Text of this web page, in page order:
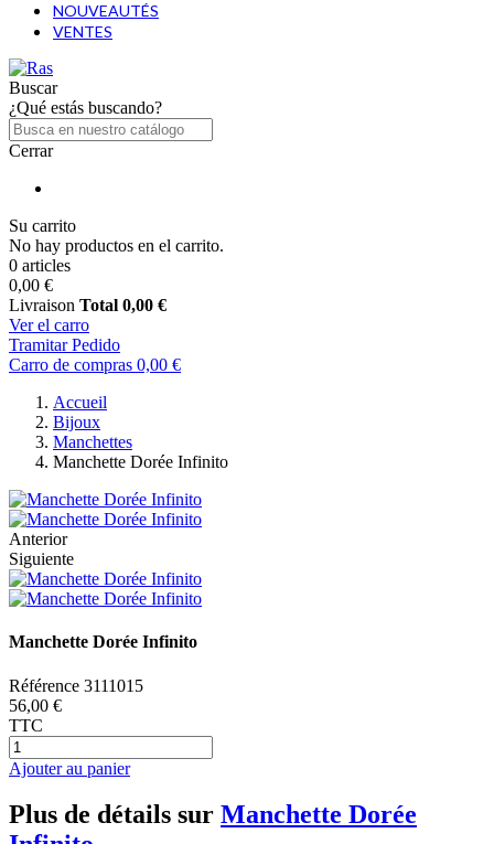
NOUVEAUTÉS
VENTES
Buscar
¿Qué estás buscando?
Cerrar
Su carrito
No hay productos en el carrito.
0 articles
0,00 €
Livraison Total 0,00 €
Ver el carro
Tramitar Pedido
Carro de compras 0,00 €
Accueil
Bijoux
Manchettes
Manchette Dorée Infinito
Anterior
Siguiente
Manchette Dorée Infinito
Référence 3111015
56,00 €
TTC
Ajouter au panier
Plus de détails sur Manchette Dorée